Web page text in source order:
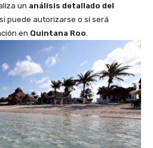
un análisis detallado del
puede autorizarse o si será
en Quintana Roo